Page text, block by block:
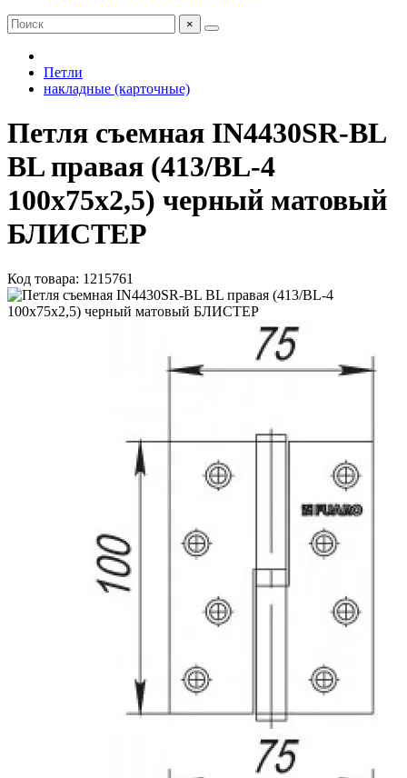
×
Петли
накладные (карточные)
Петля съемная IN4430SR-BL
BL правая (413/BL-4
100x75x2,5) черный матовый
БЛИСТЕР
Код товара: 1215761